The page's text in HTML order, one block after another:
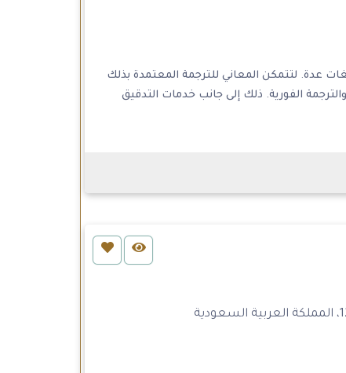
عدة. لتتمكن المعاني للترجمة المعتمدة بذلك
الفورية. ذلك إلى جانب خدمات التدقيق